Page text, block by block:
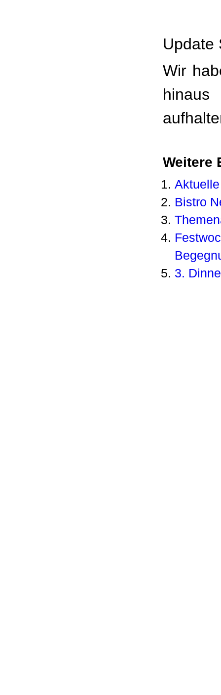
Update
Wir
Weitere
Bistro
3.